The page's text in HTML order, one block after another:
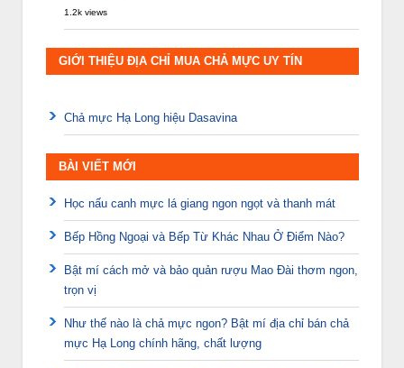
1.2k views
GIỚI THIỆU ĐỊA CHỈ MUA CHẢ MỰC UY TÍN
Chả mực Hạ Long hiệu Dasavina
BÀI VIẾT MỚI
Học nấu canh mực lá giang ngon ngọt và thanh mát
Bếp Hồng Ngoại và Bếp Từ Khác Nhau Ở Điểm Nào?
Bật mí cách mở và bảo quản rượu Mao Đài thơm ngon,
trọn vị
Như thế nào là chả mực ngon? Bật mí địa chỉ bán chả
mực Hạ Long chính hãng, chất lượng